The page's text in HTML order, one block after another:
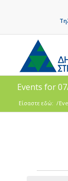
Events for
Είσαστε εδώ: /